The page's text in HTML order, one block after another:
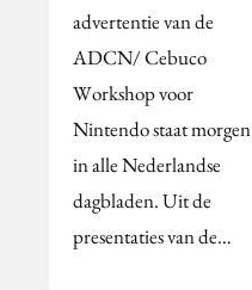
advertentie van de
ADCN/ Cebuco
Workshop voor
Nintendo staat morgen
in alle Nederlandse
dagbladen. Uit de
presentaties van de…